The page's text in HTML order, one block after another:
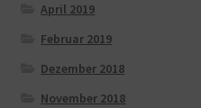
April 2019
Februar 2019
Dezember 2018
November 2018